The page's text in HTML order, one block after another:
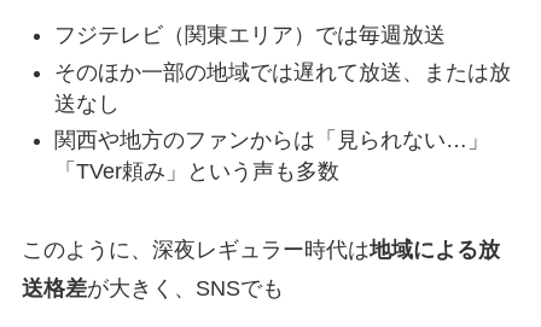
フジテレビ（関東エリア）では毎週放送
そのほか一部の地域では遅れて放送、または放
送なし
関西や地方のファンからは「見られない…」
「TVer頼み」という声も多数
このように、深夜レギュラー時代は地域による放
送格差が大きく、SNSでも